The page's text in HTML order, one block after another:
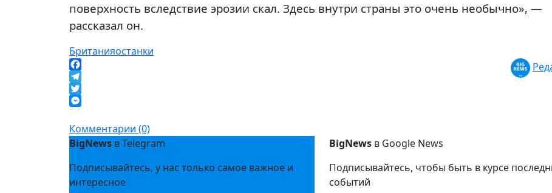
поверхность вследствие эрозии скал. Здесь внутри страны это очень необычно», —
рассказал он.
Британияостанки
Facebook
Telegram
Twitter
Комментарии (0)
BigNews в Telegram
Подписывайтесь, у нас только самое важное и
интересное
BigNewsв Google News
Подписывайтесь, чтобы быть в курсе
событий